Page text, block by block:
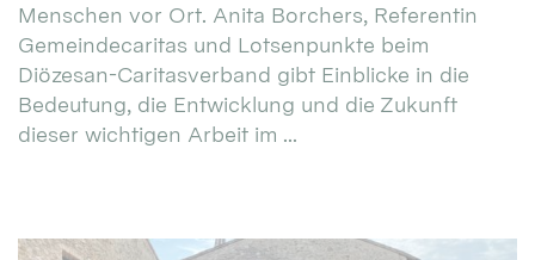
Menschen vor Ort. Anita Borchers, Referentin
Gemeindecaritas und Lotsenpunkte beim
Diözesan-Caritasverband gibt Einblicke in die
Bedeutung, die Entwicklung und die Zukunft
dieser wichtigen Arbeit im ...